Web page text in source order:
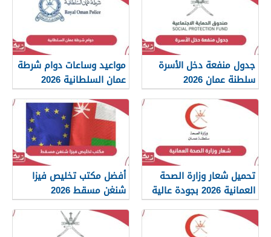
جدول منفعة دخل الأسرة
سلطنة عمان 2026
مواعيد وساعات دوام شرطة
عمان السلطانية 2026
تحميل شعار وزارة الصحة
العمانية 2026 بجودة عالية
png
أفضل مكتب تخليص فيزا
شنغن مسقط 2026